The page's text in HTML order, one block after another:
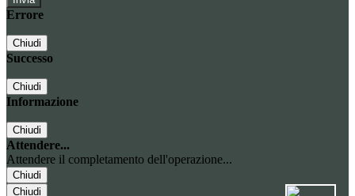
Errore
Chiudi
Successo
Chiudi
Informazione
Chiudi
Attendere...
Attendere il completamento dell'operazione...
Chiudi
Chiudi